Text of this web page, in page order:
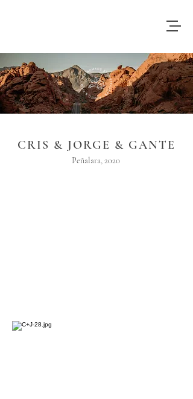
CRIS & JORGE & GANTE
Peñalara, 2020